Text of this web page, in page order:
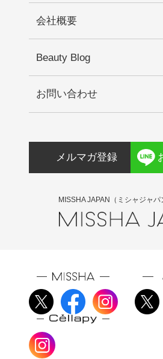
酸／カプリン酸）グリセリル
ス、カンゾウ根エキス、ショ
葉エキス、トレハロース、エチ
実油、ヒアルロン酸Ｎａ、オタ
ス、オニサルビア油、パチョ
種子油、ユーカリ葉油、オレ
Ｇ、ＢＧ、１，２－ヘキサンジ
シエチルセルロース、グリセリ
ス、ショウガ根エキス、チャ葉
キシルグリセリン、アラントイ
ルロン酸Ｎａ、オリーブ果実油
リセリル／アクリル酸）コポリ
オレンジ果皮油、（メチルビニ
イン酸）コポリマー、ニオイテ
油、オレンジ油、アオモジ果実
ださい。4.保管及び取り扱い上の注意
の当たる場所、極端な高温・低
保管してください。 2)乳幼児の手が届かない場所
に保管してください。
会社概要
Beauty Blog
お問い合わせ
メルマガ登録
MISSHA JAPAN（ミシャジャパ